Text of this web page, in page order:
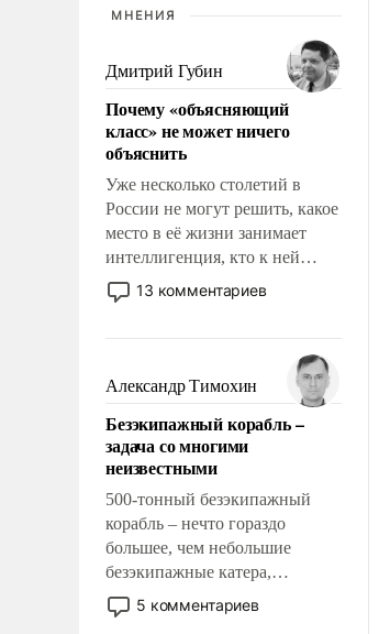
МНЕНИЯ
Дмитрий Губин
Почему «объясняющий
класс» не может ничего
объяснить
Уже несколько столетий в
России не могут решить, какое
место в её жизни занимает
интеллигенция, кто к ней
принадлежит, а кого из неё
исключили с правом
чем она отличается от просто
образованных людей. Иногда
казалось, что эти вопросы
решены раз и навсегда, но –
нет, не решены.
13 комментариев
Александр Тимохин
Безэкипажный корабль –
задача со многими
неизвестными
500-тонный безэкипажный
корабль – нечто гораздо
большее, чем небольшие
безэкипажные катера,
применение которых уже
стало обыденностью. Задача по
5 комментариев